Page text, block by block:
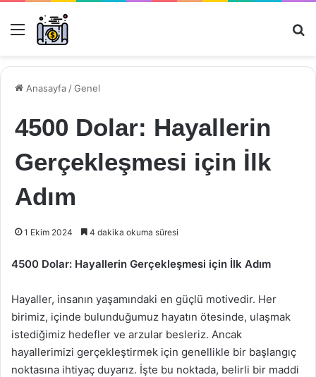
Menü
Anasayfa /Genel
4500 Dolar: Hayallerin
Gerçekleşmesi için İlk
Adım
1 Ekim 2024 4 dakika okuma süresi
4500 Dolar: Hayallerin Gerçekleşmesi için İlk Adım
Hayaller, insanın yaşamındaki en güçlü motivedir. Her
birimiz, içinde bulunduğumuz hayatın ötesinde, ulaşmak
istediğimiz hedefler ve arzular besleriz. Ancak
hayallerimizi gerçekleştirmek için genellikle bir başlangıç
noktasına ihtiyaç duyarız. İşte bu noktada, belirli bir maddi